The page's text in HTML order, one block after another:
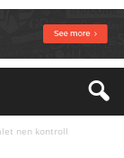
nen kontroll